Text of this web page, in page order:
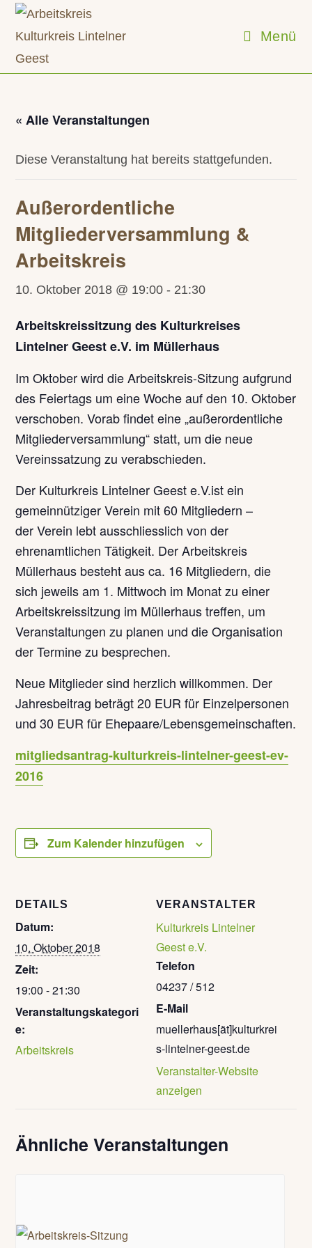
Zum
springen
Menü
« Alle Veranstaltungen
Diese Veranstaltung hat bereits stattgefunden.
Außerordentliche
Mitgliederversammlung &
Arbeitskreis
10. Oktober 2018 @ 19:00 - 21:30
Arbeitskreissitzung des Kulturkreises
Lintelner Geest e.V. im Müllerhaus
Im Oktober wird die Arbeitskreis-Sitzung aufgrund
des Feiertags um eine Woche auf den 10. Oktober
verschoben. Vorab findet eine „außerordentliche
Mitgliederversammlung“ statt, um die neue
Vereinssatzung zu verabschieden.
Der Kulturkreis Lintelner Geest e.V.ist ein
gemeinnütziger Verein mit 60 Mitgliedern –
der Verein lebt ausschliesslich von der
ehrenamtlichen Tätigkeit. Der Arbeitskreis
Müllerhaus besteht aus ca. 16 Mitgliedern, die
sich jeweils am 1. Mittwoch im Monat zu einer
Arbeitskreissitzung im Müllerhaus treffen, um
Veranstaltungen zu planen und die Organisation
der Termine zu besprechen.
Neue Mitglieder sind herzlich willkommen. Der
Jahresbeitrag beträgt 20 EUR für Einzelpersonen
und 30 EUR für Ehepaare/Lebensgemeinschaften.
mitgliedsantrag-kulturkreis-lintelner-geest-ev-
2016
Zum Kalender hinzufügen
DETAILS
Datum:
10. Oktober 2018
Zeit:
19:00 - 21:30
Veranstaltungskategori
e:
Arbeitskreis
VERANSTALTER
Kulturkreis Lintelner
Geest e.V.
Telefon
04237 / 512
E-Mail
muellerhaus[ät]kulturkrei
s-lintelner-geest.de
Veranstalter-Website
anzeigen
Ähnliche Veranstaltungen